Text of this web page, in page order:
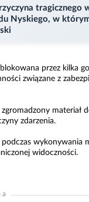
tragicznego
Nyskiego, w
przez kilka
związane z
materiał
zdarzenia.
wykonywania
widoczności.